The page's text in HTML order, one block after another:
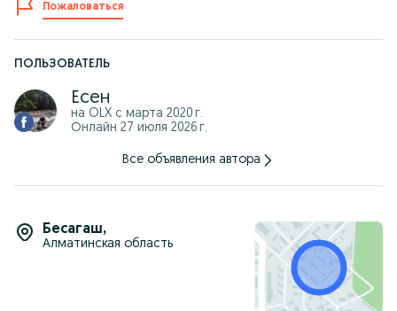
Пожаловаться
ПОЛЬЗОВАТЕЛЬ
Есен
на OLX с марта 2020 г.
Онлайн 27 июля 2026 г.
Все объявления автора
Бесагаш,
Алматинская область